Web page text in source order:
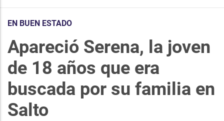
EN BUEN ESTADO
Apareció Serena, la joven
de 18 años que era
buscada por su familia en
Salto